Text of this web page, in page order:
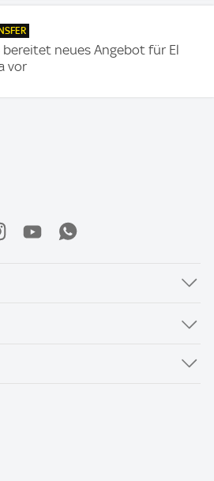
bereitet neues Angebot für El
vor